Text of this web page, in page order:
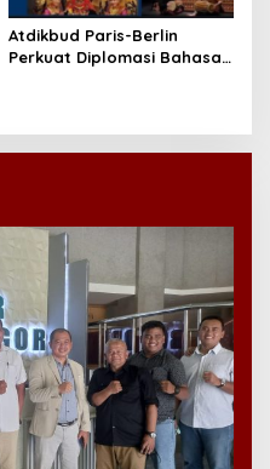
Atdikbud Paris-Berlin
Perkuat Diplomasi Bahasa